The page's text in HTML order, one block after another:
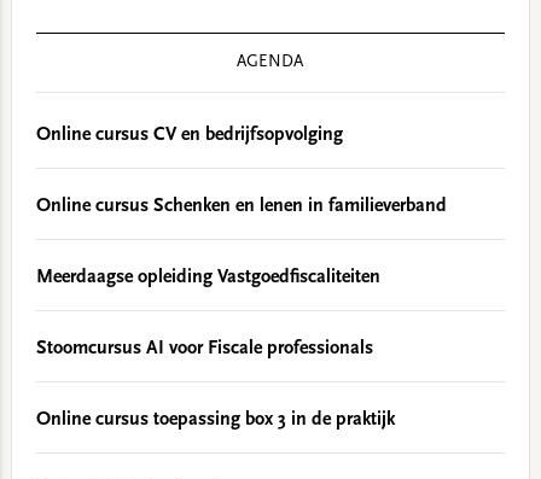
AGENDA
Online cursus CV en bedrijfsopvolging
Online cursus Schenken en lenen in familieverband
Meerdaagse opleiding Vastgoedfiscaliteiten
Stoomcursus AI voor Fiscale professionals
Online cursus toepassing box 3 in de praktijk